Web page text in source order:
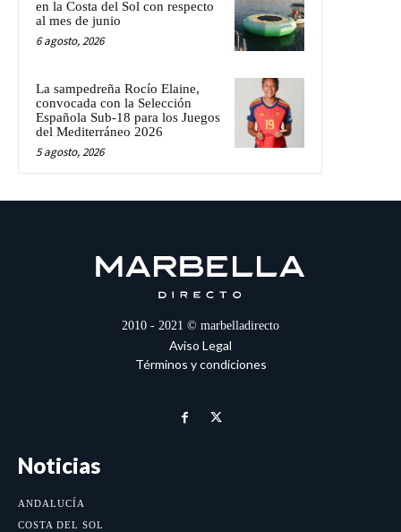
en la Costa del Sol con respecto
al mes de junio
6 agosto, 2026
La sampedreña Rocío Elaine,
convocada con la Selección
Española Sub-18 para los Juegos
del Mediterráneo 2026
5 agosto, 2026
2010 - 2021 © marbelladirecto
Aviso Legal
Términos y condiciones
Noticias
ANDALUCÍA
COSTA DEL SOL